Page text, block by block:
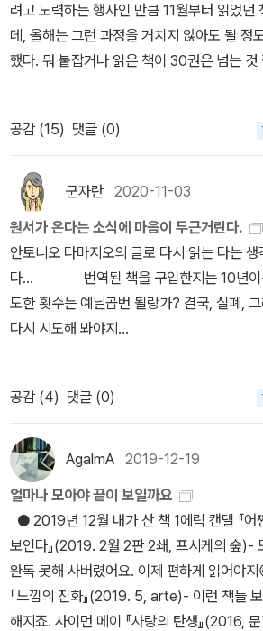
밖에 없기 때문이다. 문명 차원의 아주 큰 집
발생적으로 작용할 수 없다. 우리는 종종 사
비유하곤 하지만 실제로는 전혀 그렇지 않다
통합과 유리한 환경의 혜택을 목표로 한 문
로 합쳐지지 않는다. 그럼에도 더 나은 사회를 위한 노력이 생물학의
한 해결 방법이나 그 실행들은 그 생물학적
수 없다. 그렇기 때문에 우리의 의도는 시시포
절을 겪을지라도 늘 그랬듯이 새로운 시도를
연이 부여한 생명 조절 법칙으로 고통과 쾌
에 의해 조절되는 세계”와 “생명을 영위하기
명해 기본적인 다양성을 보충함으로써 우리
다는 것이다. 박한선에 따르면 “의사이자 연
니오 다마지오의 우려와 조언은 “더 나은 인
지 않는 따뜻한 의지”로서 “코나투스의 가장
수 있다.
실험도 다마지오의 이론을 뒷받침해 주는 것
카르트의 오류에 나오는 신체적 표지 가설에
오의 또 다른 저서 <느낌의 진화>에 대해 이
되었는데 호랑이한테 잡혀가도 정신만 차리
무늬만 봐도 심장이 뛰고 온몸에 소름이 돋을
실존하는 현상을 자각하자마자 신체가 즉시
체적 반응에 대한 '느낌'을 '감정'이라고 한다.
항상성이다. 항상성이란 생명체가 자신을 보
안정적인 상태를 유지하고자 하는 것인데 이
이다. 최적화되고 안정적인 상태를 유지하려
하는데 그것을 느낌이 주관한다. 초기 생물,
세포 생물도 항상성을 가지고 있다는 점은
미로웠다. 그래서 자신의 환경을 최적화하기 위해 어떤 자극을 감지
지만 마음 즉 느낌은 아닌 것이다. 그러나 모
갖고 있다. 다마지오는 이 느낌으로 모든 문화
명체도 진화했다고 설파하고 있다. 좀 더 자세
문화 등의 발전 또한 좋은 느낌을 지속하고
노력에 의해 이루어졌다는 이야기인데 이것
것이다. 너무 놀라운 이론이다. 다마지오는 생명이라는 것이 탄생할
무렵부터 인간 문명에 이르기까지 긴 진화를
생명 유지에 엄청나게 핵심적인 역할을 담당
어딘가에는 있을 터라(이 경우는 소집이 아
야 하는데, 여하튼 이 정도면 스피노자 읽기
닌가 싶다(아직 스피노자 주저들, 특히 <에티
내들러의 책들이 나왔을 때, 스피노자 읽기를
이 흘렀지만 연구자들의 새 번역본이 아직 안
괴테의 <파우스트>를 강의에서 다시 읽으며,
관심을 두고자 하기에 스피노자 읽기의 명분
면, 스피노자를 경유한 들뢰즈로까지 연결할 수 있겠
지오. 느낌에 관한 책을 읽고서 더 본격적인
뇌과학자의 출발점이 되는 책이 <데카르트
뇌>이다. 이 '데카르트 대 스피노자'의 구도가
기체적 지능) 문제로도 이어진다). 이 전체를
어딘가에 있을까. 정리하면, 프루스트 읽기에서, 들뢰즈 읽기로 넘어
가려고 스피노자 읽기를 시작하려는데, 뇌과
하는 상황이 되었다는 것. 스피노자 왈, 세계
가(들뢰즈 표현으론 '하나의 삶'). 바깥이 없는
에 대한 거의 모든 것!..
공감 (15) 댓글 (0)
군자란 2020-11-03
원서가 온다는 소식에 마음이 두근거린다.
안토니오 다마지오의 글로 다시 읽는 다는
다... 번역된 책을 구입한지는 10년이상되었고 읽을려고 시
도한 횟수는 예닐곱번 될랑가? 결국, 실폐,
다시 시도해 봐야지...
공감 (4) 댓글 (0)
AgalmA 2019-12-19
얼마나 모아야 끝이 보일까요
● 2019년 12월 내가 산 책 1에릭 캔델 『어
보인다』(2019. 2월 2판 2쇄, 프시케의 숲)-
완독 못해 사버렸어요. 이제 편하게 읽어야
『느낌의 진화』(2019. 5, arte)- 이런 책들
해지죠. ​사이먼 메이 『사랑의 탄생』(2016,